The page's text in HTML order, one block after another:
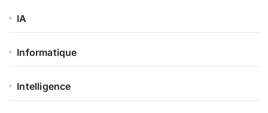
IA
Informatique
Intelligence